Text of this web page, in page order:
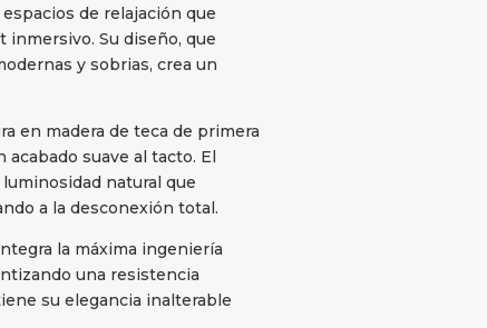
de relajación que
Su diseño, que
y sobrias, crea un
en madera de teca de primera
suave al tacto. El
natural que
a la desconexión total.
la máxima ingeniería
una resistencia
su elegancia inalterable